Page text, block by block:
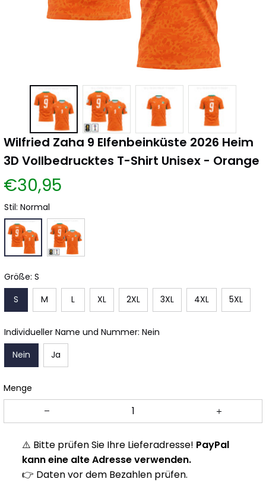
Wilfried Zaha 9 Elfenbeinküste 2026 Heim
3D Vollbedrucktes T-Shirt Unisex - Orange
€30,95
Stil: Normal
Größe: S
S
M L XL 2XL 3XL 4XL 5XL
Individueller Name und Nummer: Nein
Nein
Ja
Menge
⚠️ Bitte prüfen Sie Ihre Lieferadresse! PayPal
kann eine alte Adresse verwenden.
👉 Daten vor dem Bezahlen prüfen.